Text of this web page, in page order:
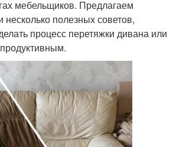
мебельщиков. Предлагаем
несколько полезных советов,
процесс перетяжки дивана или